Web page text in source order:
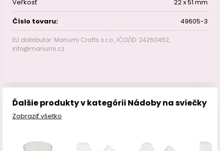
Veľkosť 22 x 51 mm
Číslo tovaru: 49605-3
EU distributor: Manumi Crafts s.r.o., IČO/ID: 24260452,
info@manumi.cz
Ďalšie produkty v kategórii Nádoby na sviečky
Zobraziť všetko